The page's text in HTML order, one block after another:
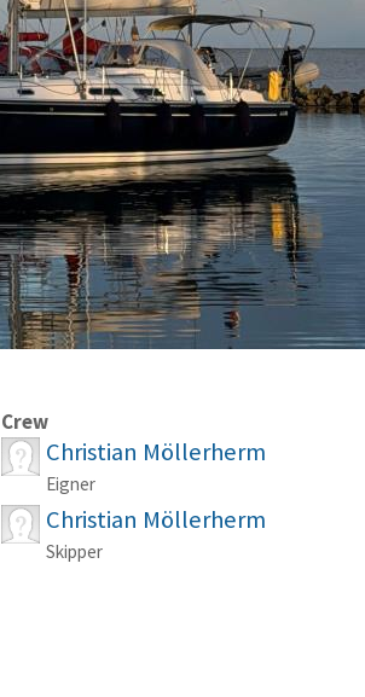
Crew
Christian Möllerherm
Eigner
Christian Möllerherm
Skipper